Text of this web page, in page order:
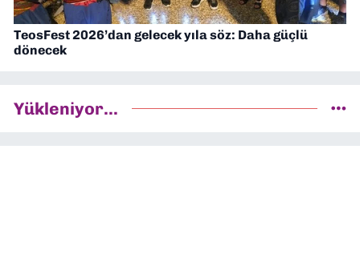
TeosFest 2026’dan gelecek yıla söz: Daha güçlü
dönecek
Yükleniyor...